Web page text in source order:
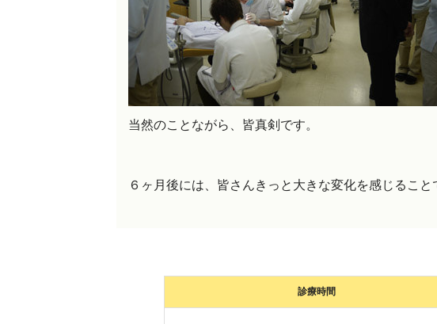
当然のことながら、皆真剣です。
６ヶ月後には、皆さんきっと大きな変化を感じること
診療時間